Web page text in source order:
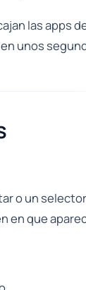
las apps
unos
o un
en que